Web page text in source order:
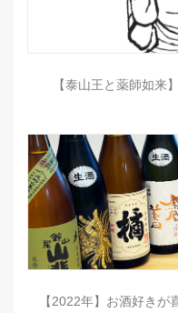
【泰山王と薬師如来
【2022年】お酒好き